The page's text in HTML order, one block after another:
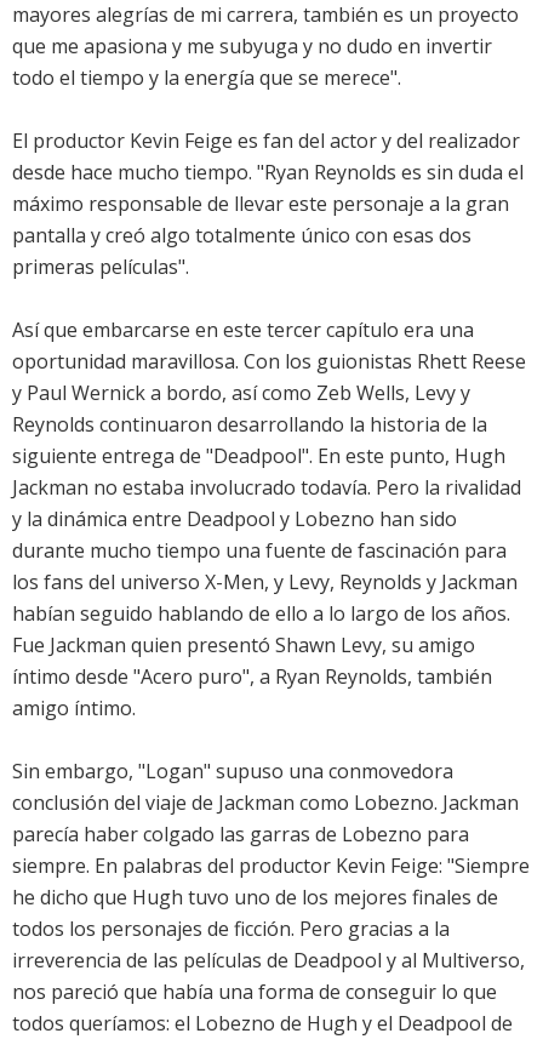
mayores alegrías de mi carrera, también es un proyecto
que me apasiona y me subyuga y no dudo en invertir
todo el tiempo y la energía que se merece".
El productor Kevin Feige es fan del actor y del realizador
desde hace mucho tiempo. "Ryan Reynolds es sin duda el
máximo responsable de llevar este personaje a la gran
pantalla y creó algo totalmente único con esas dos
primeras películas".
Así que embarcarse en este tercer capítulo era una
oportunidad maravillosa. Con los guionistas Rhett Reese
y Paul Wernick a bordo, así como Zeb Wells, Levy y
Reynolds continuaron desarrollando la historia de la
siguiente entrega de "Deadpool". En este punto, Hugh
Jackman no estaba involucrado todavía. Pero la rivalidad
y la dinámica entre Deadpool y Lobezno han sido
durante mucho tiempo una fuente de fascinación para
los fans del universo X-Men, y Levy, Reynolds y Jackman
habían seguido hablando de ello a lo largo de los años.
Fue Jackman quien presentó Shawn Levy, su amigo
íntimo desde "Acero puro", a Ryan Reynolds, también
amigo íntimo.
Sin embargo, "Logan" supuso una conmovedora
conclusión del viaje de Jackman como Lobezno. Jackman
parecía haber colgado las garras de Lobezno para
siempre. En palabras del productor Kevin Feige: "Siempre
he dicho que Hugh tuvo uno de los mejores finales de
todos los personajes de ficción. Pero gracias a la
irreverencia de las películas de Deadpool y al Multiverso,
nos pareció que había una forma de conseguir lo que
todos queríamos: el Lobezno de Hugh y el Deadpool de